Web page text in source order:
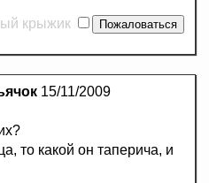
крыжик
15/11/2009
то какой он таперича, и